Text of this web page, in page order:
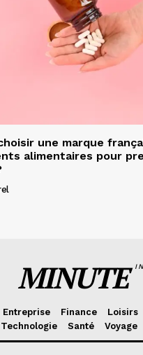
une marque
alimentaires pour
MINUTE
Entreprise Finance Loisirs
Technologie
Santé Voyage